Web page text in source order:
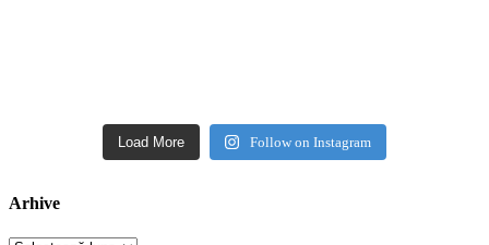
Load More Follow on Instagram
Arhive